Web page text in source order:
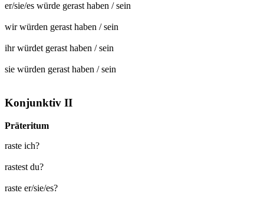
er/sie/es würde gerasthaben / sein
wir würden gerasthaben / sein
ihr würdet gerasthaben / sein
sie würden gerasthaben / sein
Konjunktiv II
Präteritum
raste ich?
rastest du?
raste er/sie/es?